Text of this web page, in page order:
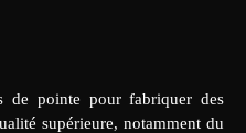
de pointe pour fabriquer des
supérieure, notamment du